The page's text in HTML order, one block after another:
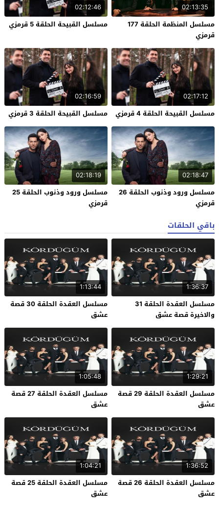
02:13:35
مسلسل المنظمة الحلقة 177
قرمزي
02:12:46
مسلسل القبيحة الحلقة 5 قرمزي
02:17:12
مسلسل القبيحة الحلقة 4 قرمزي
02:16:59
مسلسل القبيحة الحلقة 3 قرمزي
02:18:47
مسلسل ورود وذنوب الحلقة 26
قرمزي
02:18:19
مسلسل ورود وذنوب الحلقة 25
قرمزي
باقي الحلقات
1:36:37
مسلسل العقدة الحلقة 31
والاخيرة قصة عشق
1:13:44
مسلسل العقدة الحلقة 30 قصة
عشق
1:29:21
مسلسل العقدة الحلقة 29 قصة
عشق
1:05:48
مسلسل العقدة الحلقة 27 قصة
عشق
1:36:52
مسلسل العقدة الحلقة 26 قصة
عشق
1:04:21
مسلسل العقدة الحلقة 25 قصة
عشق